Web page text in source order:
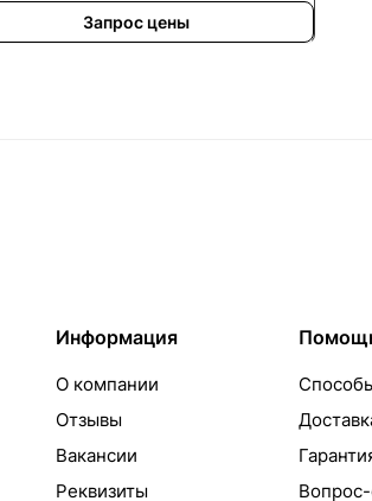
Запрос цены
Информация
О компании
Отзывы
Вакансии
Реквизиты